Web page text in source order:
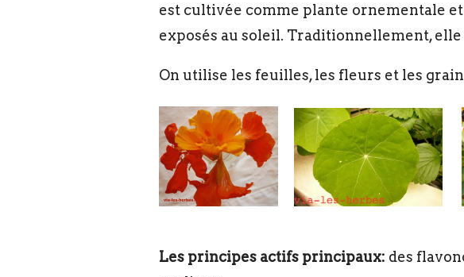
est cultivée comme plante ornementale
exposés au soleil. Traditionnellement,
On utilise les feuilles, les fleurs et les
Les principes actifs principaux: des